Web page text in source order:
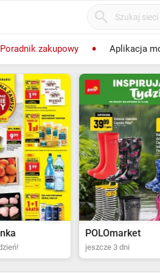
Poradnik zakupowy Aplikacja
POLOmarket
jeszcze 3 dni